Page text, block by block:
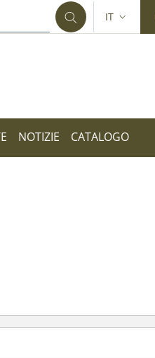
IT
NOTIZIE CATALOGO